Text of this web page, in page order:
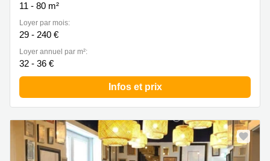
11 - 80 m²
Loyer par mois:
29 - 240 €
Loyer annuel par m²:
32 - 36 €
Infos et prix